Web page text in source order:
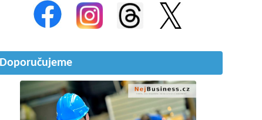
Doporučujeme